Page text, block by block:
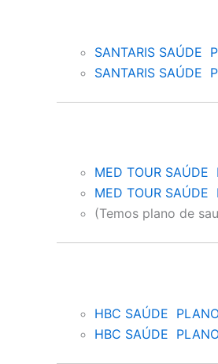
SANTARIS SAÚDE
SANTARIS SAÚDE
MED TOUR SAÚDE
MED TOUR SAÚDE
(Temos plano de
HBC SAÚDE
HBC SAÚDE